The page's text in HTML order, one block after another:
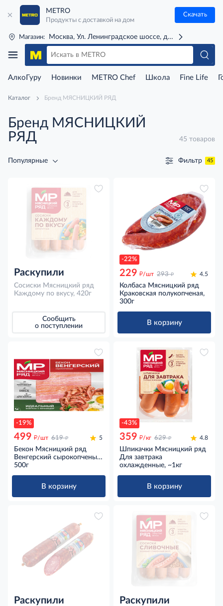
METRO
Продукты с доставкой на дом
Скачать
Магазин: Москва, Ул. Ленинградское шоссе, д. 71Г (м. Речной
АлкоГуру Новинки METRO Chef Школа Fine Life
Каталог Бренд МЯСНИЦКИЙ РЯД
Бренд МЯСНИЦКИЙ
РЯД
45 товаров
Популярные Фильтр 45
Раскупили
Сосиски Мясницкий ряд
Каждому по вкусу, 420г
Сообщить
о поступлении
-22%
229 д/шт 293 д 4.5
Колбаса Мясницкий ряд
Краковская полукопченая,
300г
В корзину
-19%
499 д/шт 619 д 5
Бекон Мясницкий ряд
Венгерский сырокопченый
охлажденный нарезка,
500г
В корзину
-43%
359 д/кг 629 д 4.8
Шпикачки Мясницкий ряд
Для завтрака
охлажденные, ~1кг
В корзину
Раскупили Раскупили